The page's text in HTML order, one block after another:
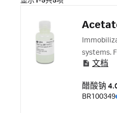
systems.
文档
醋酸钠
BR100349